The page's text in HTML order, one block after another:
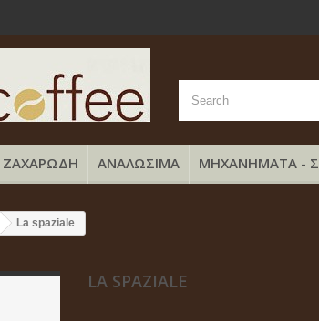
ΖΑΧΑΡΩΔΗ ΑΝΑΛΩΣΙΜΑ ΜΗΧΑΝΗΜΑΤΑ -
La spaziale
LA SPAZIALE